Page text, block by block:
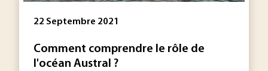
22 Septembre 2021
Comment comprendre le rôle de
l'océan Austral ?